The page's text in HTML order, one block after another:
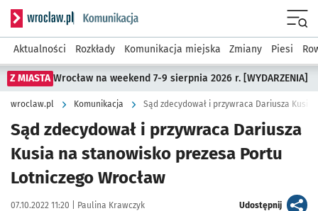
Serwis informacyjny wroclaw.pl podserwis: Komunikacja
Aktualności Rozkłady Komunikacja miejska Zmiany Piesi
Z MIASTA Wrocław na weekend 7-9 sierpnia 2026 r. [WYDARZENIA]
wroclaw.pl Komunikacja
Sąd zdecydował i przywraca Dariusza
Kusia na stanowisko prezesa Portu
Lotniczego Wrocław
Data publikacji:
07.10.2022 11:20 | Autor:
Paulina Krawczyk Udostępnijartykuł